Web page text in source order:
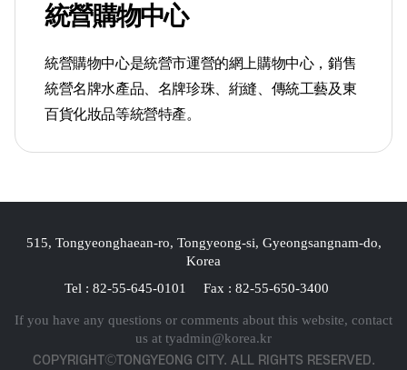
統營購物中心
統營購物中心是統營市運營的網上購物中心，銷售
統營名牌水產品、名牌珍珠、絎縫、傳統工藝及東
百貨化妝品等統營特產。
515, Tongyeonghaean-ro, Tongyeong-si, Gyeongsangnam-do,
Korea
Tel : 82-55-645-0101
Fax : 82-55-650-3400
If you have any questions or comments about this website, contact
us at tyadmin@korea.kr
COPYRIGHTⒸTONGYEONG CITY. ALL RIGHTS RESERVED.